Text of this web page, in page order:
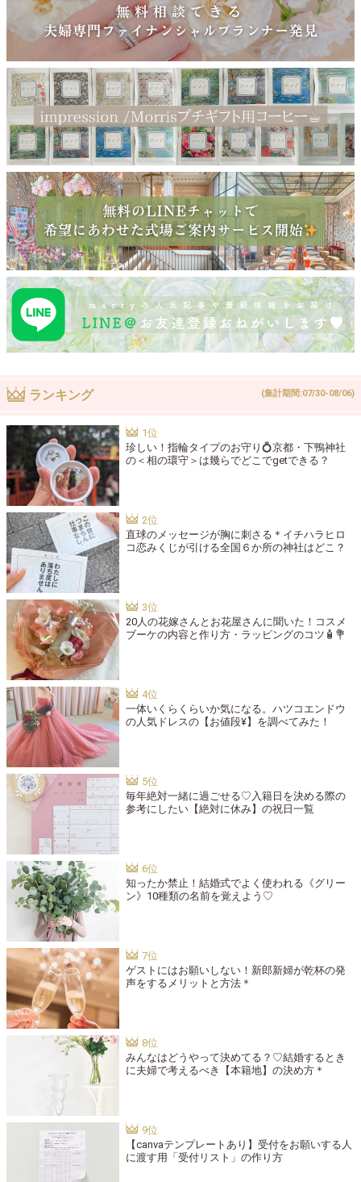
ランキング (集計期間:07/30-08/06)
珍しい！指輪タイプのお守り💍京都・下鴨神社
の＜相の環守＞は幾らでどこでgetできる？
直球のメッセージが胸に刺さる＊イチハラヒロ
コ恋みくじが引ける全国６か所の神社はどこ？
20人の花嫁さんとお花屋さんに聞いた！コスメ
ブーケの内容と作り方・ラッピングのコツ🧴💐
一体いくらくらいか気になる。ハツコエンドウ
の人気ドレスの【お値段¥】を調べてみた！
毎年絶対一緒に過ごせる♡入籍日を決める際の
参考にしたい【絶対に休み】の祝日一覧
知ったか禁止！結婚式でよく使われる《グリー
ン》10種類の名前を覚えよう♡
ゲストにはお願いしない！新郎新婦が乾杯の発
声をするメリットと方法＊
みんなはどうやって決めてる？♡結婚するとき
に夫婦で考えるべき【本籍地】の決め方＊
【canvaテンプレートあり】受付をお願いする人
に渡す用「受付リスト」の作り方